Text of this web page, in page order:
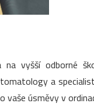
na vyšší odborné
a
úsměvy v